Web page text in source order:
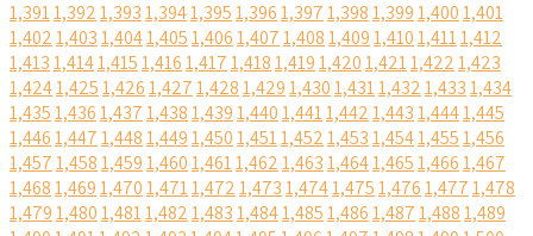
1,3911,3921,3931,3941,3951,3961,3971,3981,3991,4001,401
1,4021,4031,4041,4051,4061,4071,4081,4091,4101,4111,412
1,4131,4141,4151,4161,4171,4181,4191,4201,4211,4221,423
1,4241,4251,4261,4271,4281,4291,4301,4311,4321,4331,434
1,4351,4361,4371,4381,4391,4401,4411,4421,4431,4441,445
1,4461,4471,4481,4491,4501,4511,4521,4531,4541,4551,456
1,4571,4581,4591,4601,4611,4621,4631,4641,4651,4661,467
1,4681,4691,4701,4711,4721,4731,4741,4751,4761,4771,478
1,4791,4801,4811,4821,4831,4841,4851,4861,4871,4881,489